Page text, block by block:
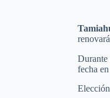
Durante
fecha